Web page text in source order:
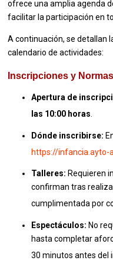
ofrece una amplia agenda
facilitar la participación en
A continuación, se detallan
calendario de actividades:
Inscripciones y
Apertura de
las 10:00 horas
Dónde inscribirse:
https://infancia.ayto-
Talleres: Requieren
confirman tras
cumplimentada por
Espectáculos: No
hasta completar
30 minutos antes del